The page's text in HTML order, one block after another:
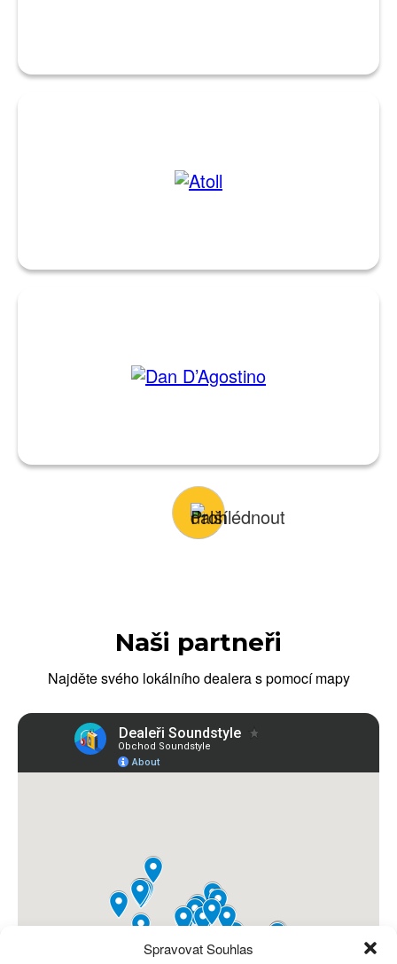
Spravovat Souhlas
Naši partneři
Najděte svého lokálního dealera s pomocí mapy